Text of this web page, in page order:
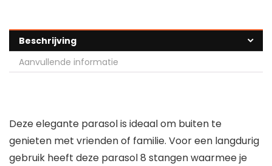
Beschrijving
Aanvullende informatie
Deze elegante parasol is ideaal om buiten te
genieten met vrienden of familie. Voor een langdurig
gebruik heeft deze parasol 8 stangen waarmee je